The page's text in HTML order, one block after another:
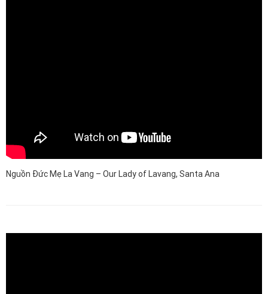
Nguồn Đức Mẹ La Vang – Our Lady of Lavang, Santa Ana